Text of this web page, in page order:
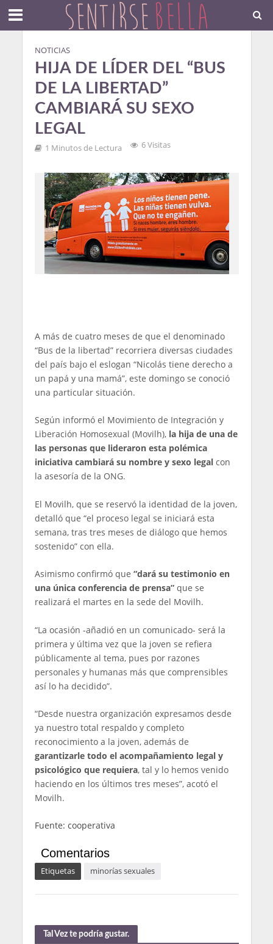
NOTICIAS
HIJA DE LÍDER DEL “BUS
DE LA LIBERTAD”
CAMBIARÁ SU SEXO
LEGAL
1 Minutos de Lectura 6 Visitas
A más de cuatro meses de que el denominado
“Bus de la libertad” recorriera diversas ciudades
del país bajo el eslogan “Nicolás tiene derecho a
un papá y una mamá”, este domingo se conoció
una particular situación.
Según informó el Movimiento de Integración y
Liberación Homosexual (Movilh), la hija de una de
las personas que lideraron esta polémica
iniciativa cambiará su nombre y sexo legal con
la asesoría de la ONG.
El Movilh, que se reservó la identidad de la joven,
detalló que “el proceso legal se iniciará esta
semana, tras tres meses de diálogo que hemos
sostenido” con ella.
Asimismo confirmó que “dará su testimonio en
una única conferencia de prensa” que se
realizará el martes en la sede del Movilh.
“La ocasión -añadió en un comunicado- será la
primera y última vez que la joven se refiera
públicamente al tema, pues por razones
personales y humanas más que comprensibles
así lo ha decidido”.
“Desde nuestra organización expresamos desde
ya nuestro total respaldo y completo
reconocimiento a la joven, además de
garantizarle todo el acompañamiento legal y
psicológico que requiera, tal y lo hemos venido
haciendo en los últimos tres meses”, acotó el
Movilh.
Fuente: cooperativa
Comentarios
Etiquetas minorías sexuales
Tal Vez te podría gustar.